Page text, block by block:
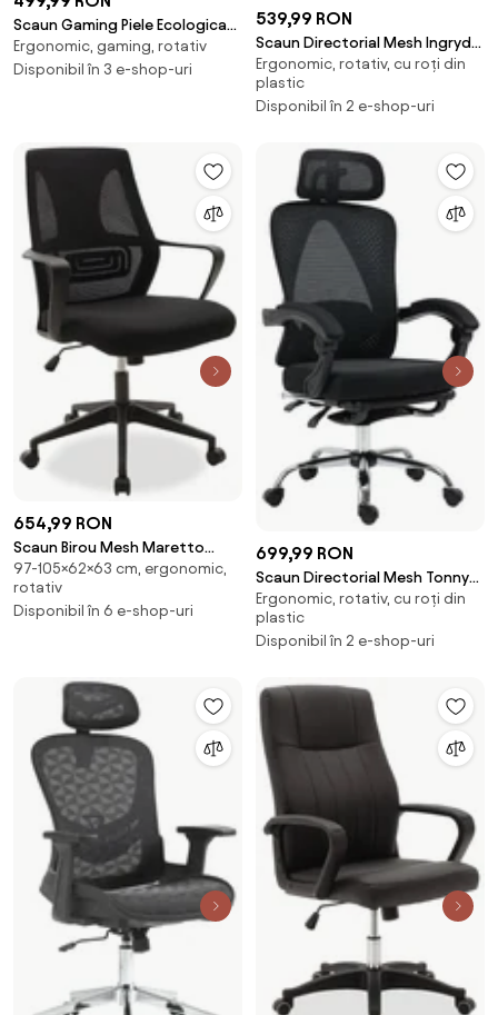
Scaun Gaming Piele Ecologica
Waller Negru
Ergonomic, gaming, rotativ
Disponibil în 3 e-shop-uri
539,99 RON
Scaun Directorial Mesh Ingryd
Negru
Ergonomic, rotativ, cu roți din
plastic
Disponibil în 2 e-shop-uri
654,99 RON
Scaun Birou Mesh Maretto
Negru
97-105×62×63 cm, ergonomic,
rotativ
Disponibil în 6 e-shop-uri
699,99 RON
Scaun Directorial Mesh Tonny
Negru
Ergonomic, rotativ, cu roți din
plastic
Disponibil în 2 e-shop-uri